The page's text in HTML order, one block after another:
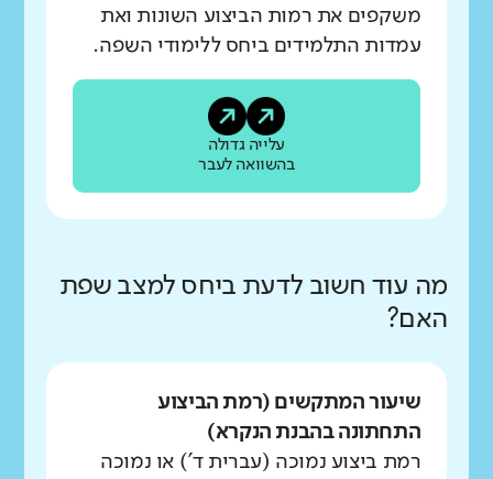
משקפים את רמות הביצוע השונות ואת
עמדות התלמידים ביחס ללימודי השפה.
עלייה גדולה
בהשוואה לעבר
מה עוד חשוב לדעת ביחס למצב שפת
האם?
שיעור המתקשים (רמת הביצוע
התחתונה בהבנת הנקרא)
רמת ביצוע נמוכה (עברית ד') או נמוכה